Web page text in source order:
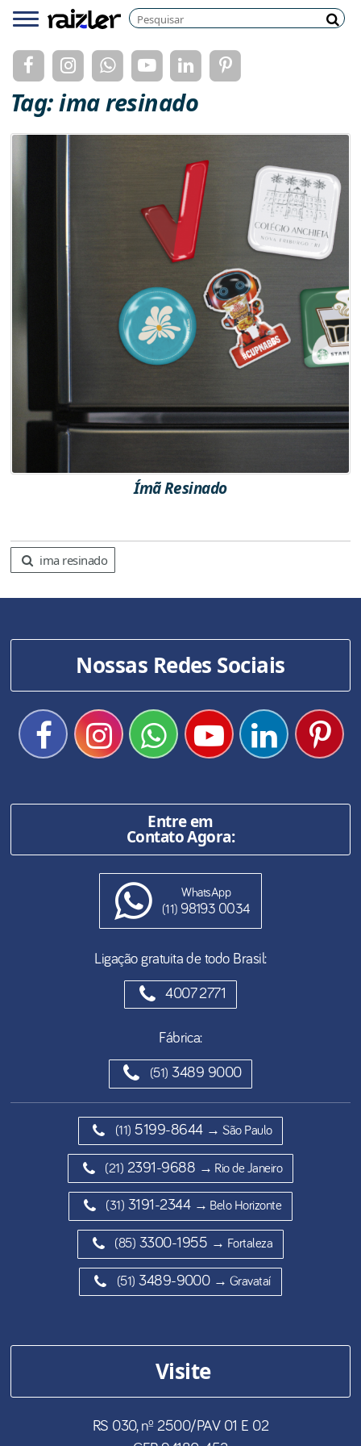
Menu Pesquisar
Tag: ima resinado
Ímã Resinado
ima resinado
Nossas Redes Sociais
Entre em
Contato Agora:
WhatsApp
(11) 98193 0034
Ligação gratuita de todo Brasil:
4007 2771
Fábrica:
(51) 3489 9000
(11) 5199-8644 → São Paulo
(21) 2391-9688 → Rio de Janeiro
(31) 3191-2344 → Belo Horizonte
(85) 3300-1955 → Fortaleza
(51) 3489-9000 → Gravataí
Visite
RS 030, nº 2500/PAV 01 E 02